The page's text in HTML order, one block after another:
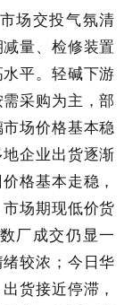
场交投气氛清
量、检修装置
平。轻碱下游
采购为主，部
场价格基本稳
企业出货逐渐
格基本走稳，
场期现低价货
厂成交仍显一
较浓；今日华
货接近停滞，